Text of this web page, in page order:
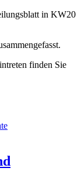
in KW20
finden Sie